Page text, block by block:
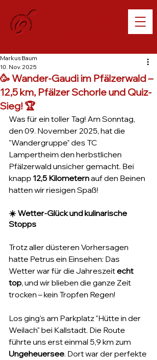
🥳 Wander-Gaudi im Pfälzerwald –
12,5 km, Pfälzer Schorle und Quiz-
Sieg! 🏆
Markus Baum
10. Nov. 2025
Was für ein toller Tag! Am Sonntag,
den 09. November 2025, hat die
"Wandergruppe" des TC
Lampertheim den herbstlichen
Pfälzerwald unsicher gemacht. Bei
knapp 12,5 Kilometern auf den Beinen
hatten wir riesigen Spaß!
☀️ Wetter-Glück und kulinarische
Stopps
Trotz aller düsteren Vorhersagen
hatte Petrus ein Einsehen: Das
Wetter war für die Jahreszeit echt
top, und wir blieben die ganze Zeit
trocken – kein Tropfen Regen!
Los ging's am Parkplatz "Hütte in der
Weilach" bei Kallstadt. Die Route
führte uns erst einmal 5,9 km zum
Ungeheuersee. Dort war der perfekte